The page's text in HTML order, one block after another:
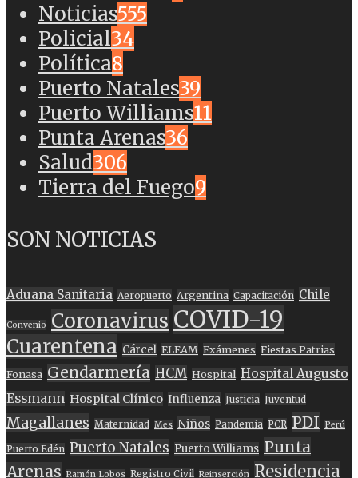
Noticias555
Policial34
Política8
Puerto Natales39
Puerto Williams11
Punta Arenas36
Salud306
Tierra del Fuego9
SON NOTICIAS
Aduana Sanitaria Aeropuerto Argentina Capacitación Chile
Convenio Coronavirus COVID-19
Cuarentena Cárcel ELEAM Exámenes Fiestas Patrias
Fonasa Gendarmería HCM Hospital Hospital Augusto
Essmann Hospital Clínico Influenza Justicia Juventud
Magallanes Maternidad Mes Niños Pandemia PCR PDI Perú
Puerto Edén Puerto Natales Puerto Williams Punta
Arenas Ramón Lobos Registro Civil Reinserción Residencia